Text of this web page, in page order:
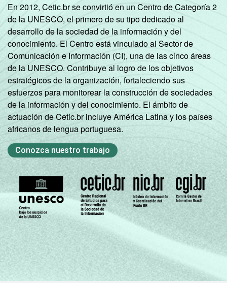
Mais de 10 SM 88
Classe
social
A 87 13
B 79 21
C 59 41
DE 45 55
Condição
de
atividade
PEA 71 29
Não PEA 58 42
1Base: 70,9 milhões de pessoas com 16 anos
ou mais que usaram a Internet há menos de
três meses em relação ao momento da
entrevista. Dados coletados entre setembro
de 2013 e fevereiro de 2014.
Fonte: NIC.br - set/2013 a fev/2014
En 2012, Cetic.br se convirtió en un Centro de Categoría 2
de la UNESCO, el primero de su tipo dedicado al
desarrollo de la sociedad de la información y del
conocimiento. El Centro está vinculado al Sector de
Comunicación e Información (CI), una de las cinco áreas
de la UNESCO. Contribuye al logro de los objetivos
estratégicos de la organización, fortaleciendo sus
esfuerzos para monitorear la construcción de sociedades
de la información y del conocimiento. El ámbito de
actuación de Cetic.br incluye América Latina y los países
africanos de lengua portuguesa.
Conozca nuestro trabajo